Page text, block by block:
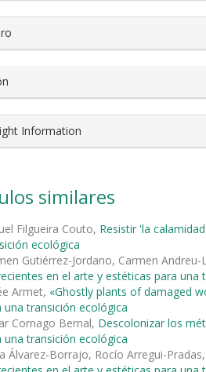
Information
similares
Filgueira Couto, Resistir 'la calamidad'
ecológica
Gutiérrez-Jordano, Carmen Andreu-
en el arte y estéticas para una
Armet, «Ghostly plants of damaged
una transición ecológica
Cornago Bernal, Descolonizar los
una transición ecológica
Álvarez-Borrajo, Rocío Arregui-Pradas,